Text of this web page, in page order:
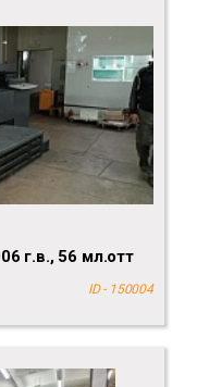
г.в., 56 мл.отт
ID - 150004